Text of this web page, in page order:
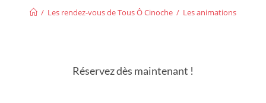
/ Les rendez-vous de Tous Ô Cinoche / Les animations
Réservez dès maintenant !